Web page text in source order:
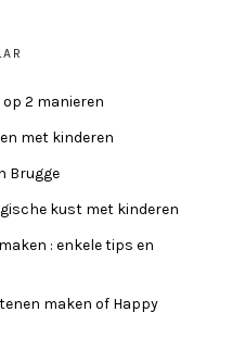
2 manieren
met kinderen
Brugge
kust met kinderen
: enkele tips en
maken of Happy